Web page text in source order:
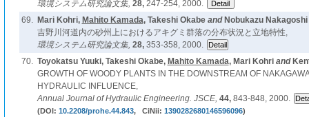
環境システム研究論文集, 28, 247-254, 2000.
69.
Mari Kohri, Mahito Kamada, Takeshi Okabeand Nobukazu Nakagoshi
吉野川河道内の砂州上におけるアキグミ群落の分布状況と立地特性,
環境システム研究論文集, 28, 353-358, 2000.
70. Toyokatsu Yuuki, Takeshi Okabe, Mahito Kamada, Mari Kohriand
GROWTH OF WOODY PLANTS IN THE DOWNSTREAM OF
HYDRAULIC INFLUENCE,
Annual Journal of Hydraulic Engineering. JSCE, 44, 843-848, 2000.
(DOI: 10.2208/prohe.44.843, CiNii: 1390282680146596096)